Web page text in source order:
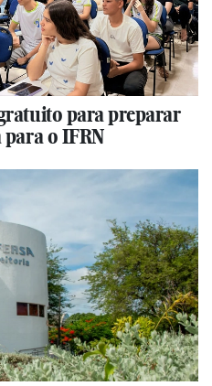
para preparar
o IFRN